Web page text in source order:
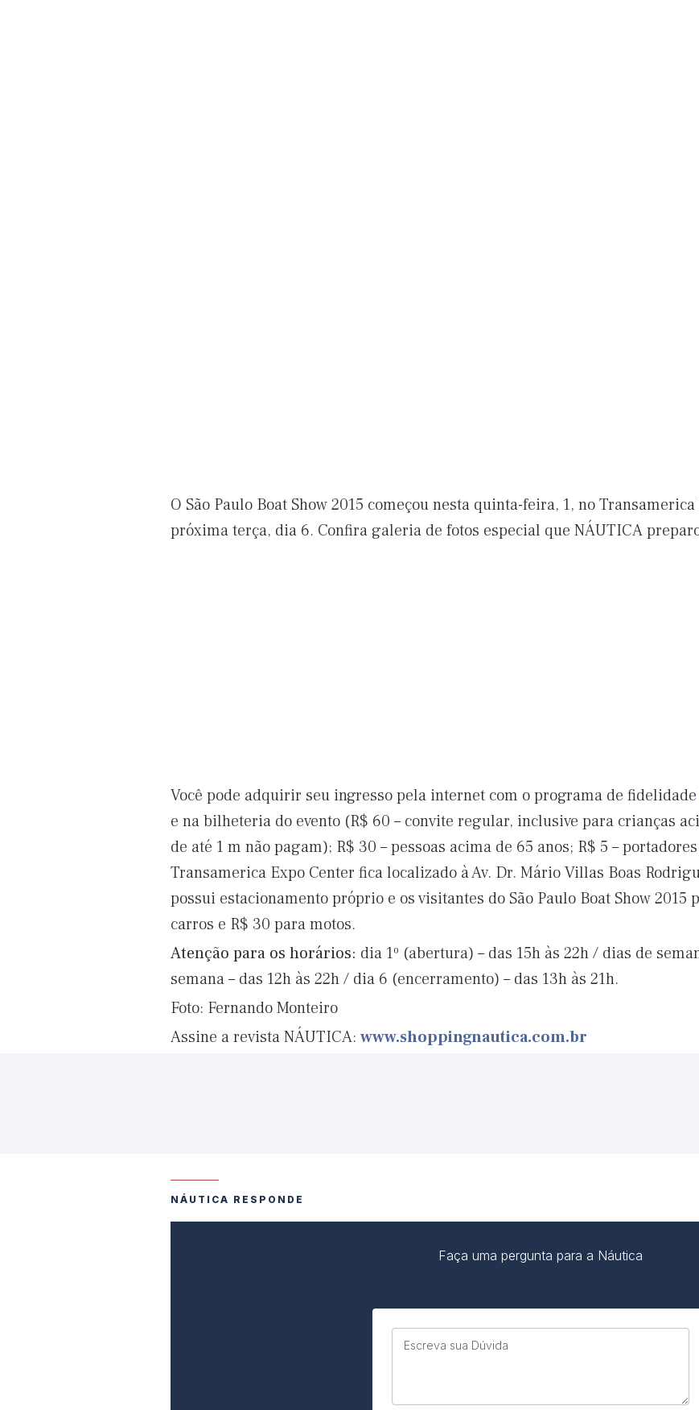
O São Paulo Boat Show 2015 começou nesta quinta-feira, 1, no
próxima terça, dia 6. Confira galeria de fotos especial que NÁUTICA
Você pode adquirir seu ingresso pela internet com o programa de fidelidade
e na bilheteria do evento (R$ 60 – convite regular, inclusive para crianças
de até 1 m não pagam); R$ 30 – pessoas acima de 65 anos; R$ 5 –
Transamerica Expo Center fica localizado à Av. Dr. Mário Villas Boas
possui estacionamento próprio e os visitantes do São Paulo Boat Show 2015
carros e R$ 30 para motos.
Atenção para os horários: dia 1º (abertura) – das 15h às 22h / dias de
semana – das 12h às 22h / dia 6 (encerramento) – das 13h às 21h.
Foto: Fernando Monteiro
Assine a revista NÁUTICA: www.shoppingnautica.com.br
NÁUTICA RESPONDE
Faça uma pergunta para a Náutica
Escreva sua Dúvida